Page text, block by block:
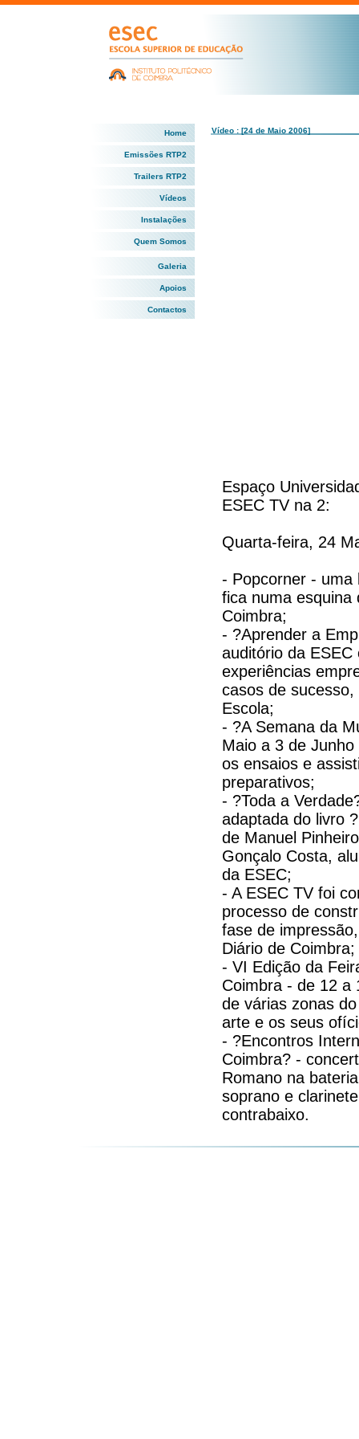
Home
Emissões RTP2
Trailers RTP2
Vídeos
Instalações
Quem Somos
Galeria
Apoios
Contactos
Vídeo : [24 de Maio 2006]
Espaço
ESEC TV na 2:
Quarta-feira, 24
- Popcorner - uma
fica numa esquina
Coimbra;
- ?Aprender a
auditório da
experiências
casos de
Escola;
- ?A Semana da
Maio a 3 de
os ensaios e
preparativos;
- ?Toda a
adaptada do livro
de Manuel
Gonçalo Costa,
da ESEC;
- A ESEC TV foi
processo de
fase de
Diário de Coimbra;
- VI Edição da
Coimbra - de 12 a
de várias zonas
arte e os seus
- ?Encontros
Coimbra? -
Romano na
soprano e
contrabaixo.